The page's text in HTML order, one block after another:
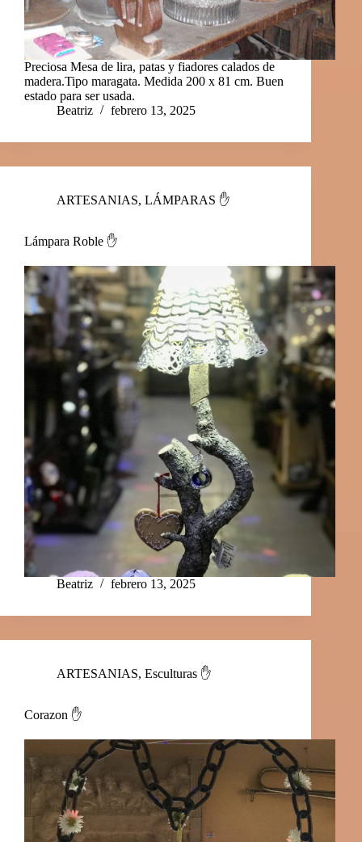
Preciosa Mesa de lira, patas y fiadores calados de
madera.Tipo maragata. Medida 200 x 81 cm. Buen
estado para ser usada.
Beatriz
febrero 13, 2025
ARTESANIAS, LÁMPARAS ✋
Lámpara Roble ✋
Beatriz febrero 13, 2025
ARTESANIAS, Esculturas ✋
Corazon ✋